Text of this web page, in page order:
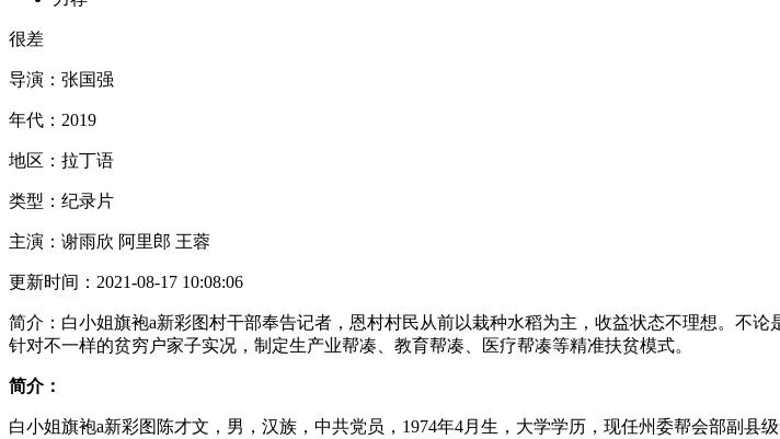
很差
导演： 张国强
年代： 2019
地区： 拉丁语
类型： 纪录片
主演： 谢雨欣 阿里郎 王蓉
更新时间： 2021-08-17 10:08:06
简介： 白小姐旗袍a新彩图村干部奉告记者，恩村村民从前以栽种水稻为主，收益状态不理想。不
针对不一样的贫穷户家子实况，制定生产业帮凑、教育帮凑、医疗帮凑等精准扶贫模式。
简介：
白小姐旗袍a新彩图陈才文，男，汉族，中共党员，1974年4月生，大学学历，现任州委帮会部副县